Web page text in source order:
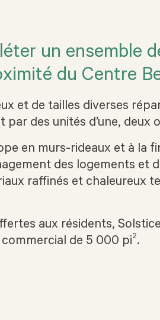
un ensemble
du Centre
et de tailles diverses
des unités d’une, deux
en murs-rideaux et à la
des logements et
raffinés et chaleureux
aux résidents,
de 5 000 pi2.